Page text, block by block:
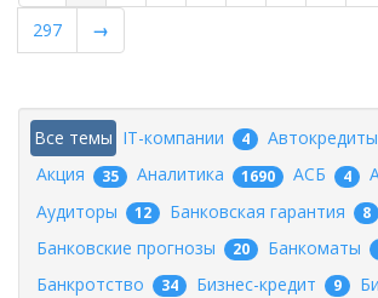
297
→
Все темы IT-компании 4 Автокредиты
Акция 35 Аналитика 1690 АСБ 4
Аудиторы 12 Банковская гарантия 8
Банковские прогнозы 20 Банкоматы
Банкротство 34 Бизнес-кредит 9